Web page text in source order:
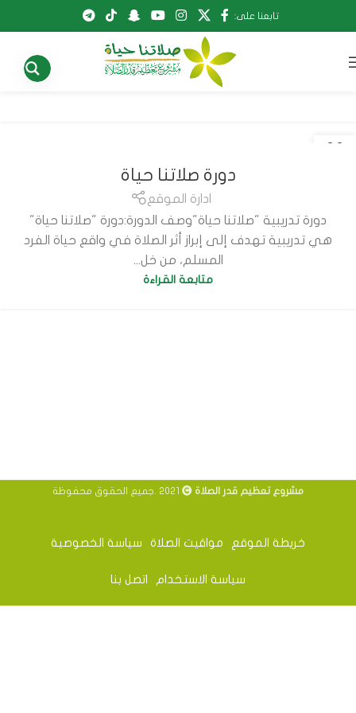
تابعنا على:
دورة صلاتنا حياة
ادارة الموقع
دورة تدريبية "صلاتنا حياة"وصف الدورة:دورة "صلاتنا حياة"
هي تدريبية تهدف إلى إبراز أثر الصلاة في واقع حياة الفرد
المسلم، من خل...
متابعة القراءة
مشروع تعظيم قدر الصلاة
خريطة الموقع مواقيت الصلاة سياسة الخصوصية
سياسة الاستخدام اتصل بنا